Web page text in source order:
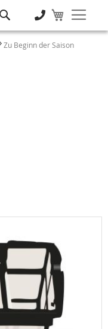
Zu Beginn der Saison